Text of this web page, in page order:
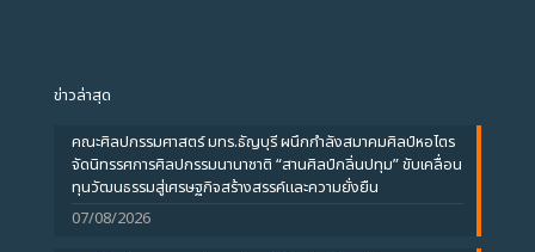
ข่าวล่าสุด
คณะศิลปกรรมศาสตร์ มทร.ธัญบุรี ผนึกกำลังสมาคมศิลป์หอไตร
จัดนิทรรศการศิลปกรรมนานาชาติ “สานศิลป์กลิ่นปทุม” ขับเคลื่อน
ทุนวัฒนธรรมสู่เศรษฐกิจสร้างสรรค์และความยั่งยืน
07/08/2026